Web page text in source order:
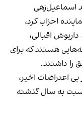
اسماعیل‌زهی
احزاب کرد،
اقبالی،
هستند که برای
را داشتند.
اعتراضات اخیر،
به سال گذشته